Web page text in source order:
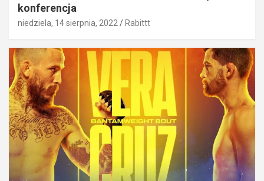
konferencja
niedziela, 14 sierpnia, 2022 Rabittt